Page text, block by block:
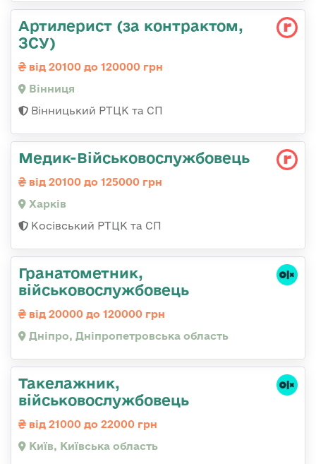
Артилерист (за контрактом,
ЗСУ)
від 20100 до 120000 грн
Вінниця
Вінницький РТЦК та СП
Медик-Військовослужбовець
від 20100 до 125000 грн
Харків
Косівський РТЦК та СП
Гранатометник,
військовослужбовець
від 20000 до 120000 грн
Дніпро, Дніпропетровська область
Такелажник,
військовослужбовець
від 21000 до 22000 грн
Київ, Київська область